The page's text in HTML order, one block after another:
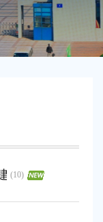
设指南
(10)